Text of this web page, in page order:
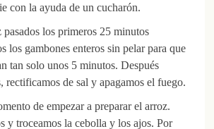
con la ayuda de un cucharón.
pasados los primeros 25 minutos
los gambones enteros sin pelar para que
tan solo unos 5 minutos. Después
rectificamos de sal y apagamos el fuego.
de empezar a preparar el arroz.
y troceamos la cebolla y los ajos. Por